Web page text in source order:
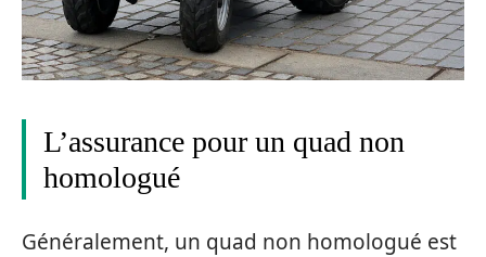
L’assurance pour un quad non
homologué
Généralement, un quad non homologué est